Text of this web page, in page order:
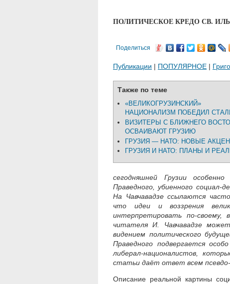
ПОЛИТИЧЕСКОЕ КРЕДО СВ.
Поделиться
Публикации | ПОПУЛЯРНОЕ |
Также по теме
«ВЕЛИКОГРУЗИНСКИЙ»
НАЦИОНАЛИЗМ ПОБЕДИЛ
ВИЗИТЕРЫ С БЛИЖНЕГО
ОСВАИВАЮТ ГРУЗИЮ
ГРУЗИЯ — НАТО: НОВЫЕ
ГРУЗИЯ И НАТО: ПЛАНЫ И
сегодняшней Грузии
Праведного, убиенного социал-
На Чавчавадзе ссылаются
что идеи и воззрения
интерпретировать по-своему,
читателя И. Чавчавадзе
видением политического
Праведного подвергается
либерал-националистов,
статьи даёт ответ всем
Описание реальной картины